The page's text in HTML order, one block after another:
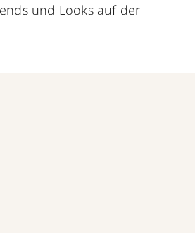
und Looks auf der